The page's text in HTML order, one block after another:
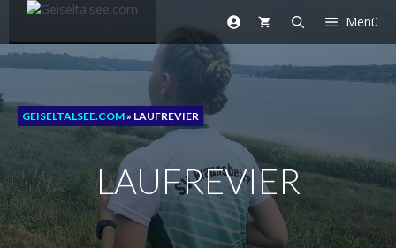
Zum
springen
Menü
GEISELTALSEE.COM» LAUFREVIER
LAUFREVIER